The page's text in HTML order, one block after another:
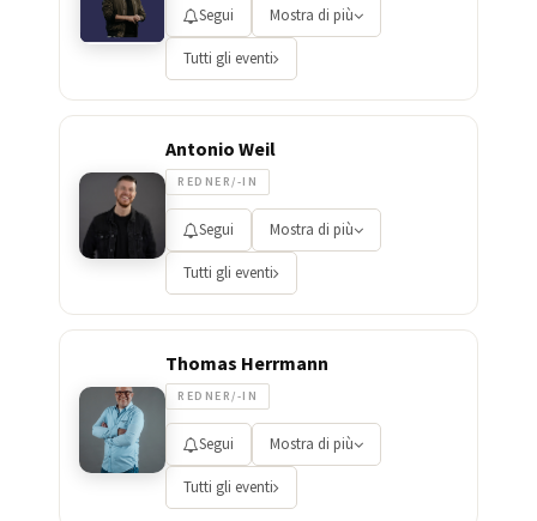
Segui Mostra di più
Tutti gli eventi
Antonio Weil
REDNER/-IN
Segui Mostra di più
Tutti gli eventi
Thomas Herrmann
REDNER/-IN
Segui Mostra di più
Tutti gli eventi